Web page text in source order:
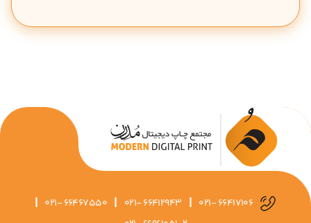
021- 66417106
|
021- 66412943
|
021- 66467550
|